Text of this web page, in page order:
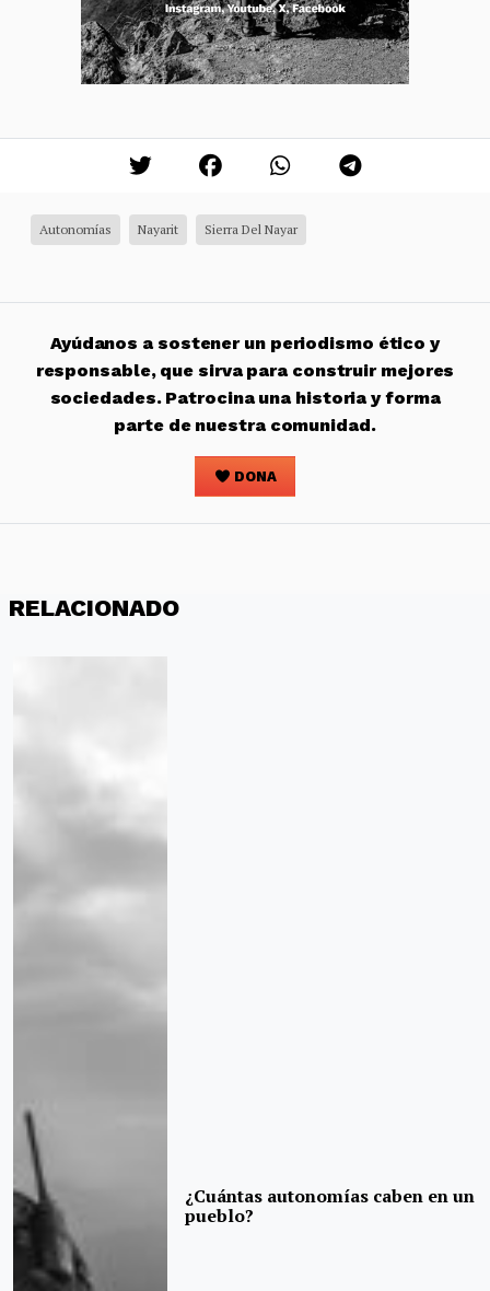
Autonomías Nayarit Sierra Del Nayar
Ayúdanos a sostener un periodismo ético y
responsable, que sirva para construir mejores
sociedades. Patrocina una historia y forma
parte de nuestra comunidad.
DONA
RELACIONADO
¿Cuántas autonomías caben en un
pueblo?